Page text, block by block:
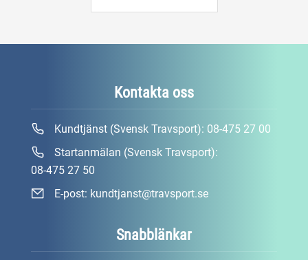
Snabblänkar
Kontakta oss
Kundtjänst (Svensk Travsport): 08-475 27 00
Startanmälan (Svensk Travsport):
08-475 27 50
E-post: kundtjanst@travsport.se